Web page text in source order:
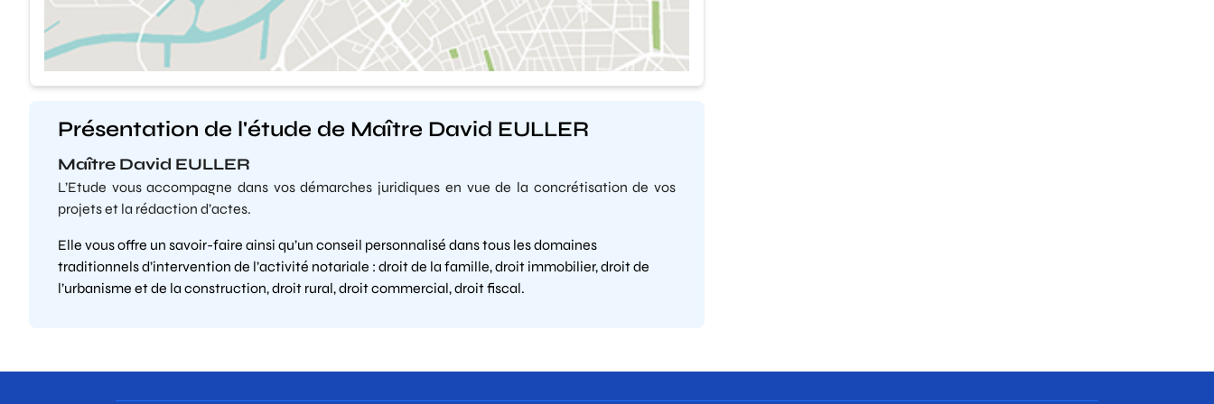
Présentation de l'étude de Maître David EULLER
Maître David EULLER
L’Etude vous accompagne dans vos démarches juridiques en vue de la concrétisation de vos
projets et la rédaction d’actes.
Elle vous offre un savoir-faire ainsi qu’un conseil personnalisé dans tous les domaines
traditionnels d’intervention de l’activité notariale : droit de la famille, droit immobilier, droit de
l’urbanisme et de la construction, droit rural, droit commercial, droit fiscal.